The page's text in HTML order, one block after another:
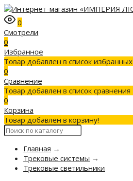
0
Смотрели
0
Избранное
Товар добавлен в список избранных
0
Сравнение
Товар добавлен в список сравнения
0
Корзина
Товар добавлен в корзину!
Главная →
Трековые системы →
Трековые светильники